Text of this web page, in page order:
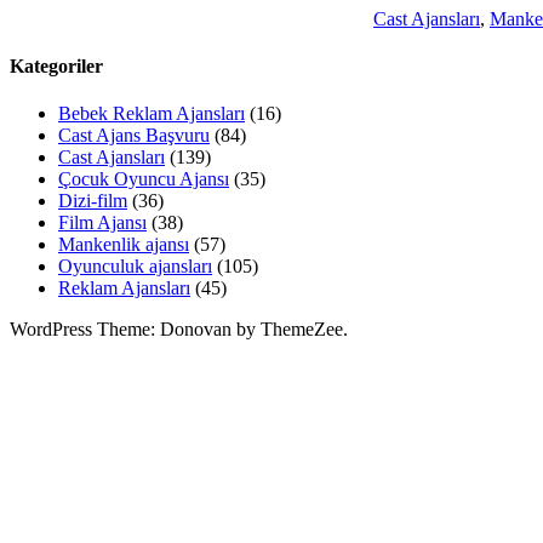
Cast Ajansları,
Kategoriler
Bebek Reklam Ajansları (16)
Cast Ajans Başvuru (84)
Cast Ajansları (139)
Çocuk Oyuncu Ajansı (35)
Dizi-film (36)
Film Ajansı (38)
Mankenlik ajansı (57)
Oyunculuk ajansları (105)
Reklam Ajansları (45)
WordPress Theme: Donovan by ThemeZee.